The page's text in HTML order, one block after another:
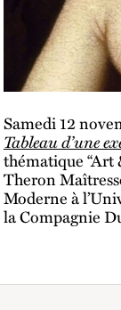
Samedi 12
Tableau d’une
thématique “Art
Theron
Moderne à
la Compagnie